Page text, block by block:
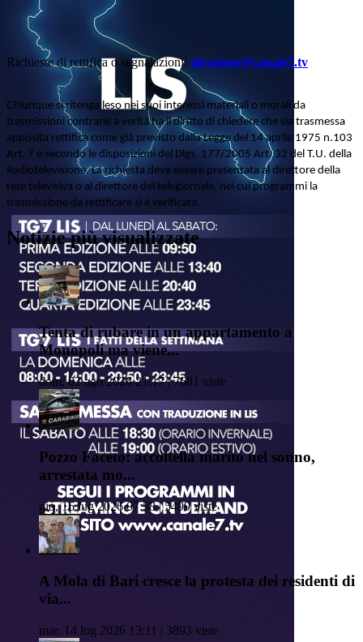
Richieste di rettifica o segnalazioni: direzione@canale7.tv
Chiunque si ritenga leso nei suoi interessi materiali o morali da
trasmissioni contrarie a verità ha il diritto di chiedere che sia trasmessa
apposita rettifica come già previsto dalla Legge del 14 aprile 1975 n.103
Art. 7 e secondo le disposizioni del Dlgs. 177/2005 Art. 32 del T.U. della
Radiotelevisione. La richiesta deve essere presentata al direttore della
rete televisiva o al direttore del telegiornale, nei cui programmi la
trasmissione da rettificare si è verificata.
Notizie più visualizzate
Tenta di rubare in un appartamento a
Monopoli ma viene...
dom, 02 ago 2026 21:17 | 7681 viste
Pozzo Faceto: accoltella marito nel sonno,
arrestata mo...
gio, 16 lug 2026 07:58 | 5499 viste
A Mola di Bari cresce la protesta dei residenti di
via...
mar, 14 lug 2026 13:11 | 3893 viste